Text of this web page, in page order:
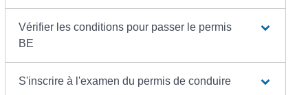
Vérifier les conditions pour passer le permis
BE
S'inscrire à l'examen du permis de conduire